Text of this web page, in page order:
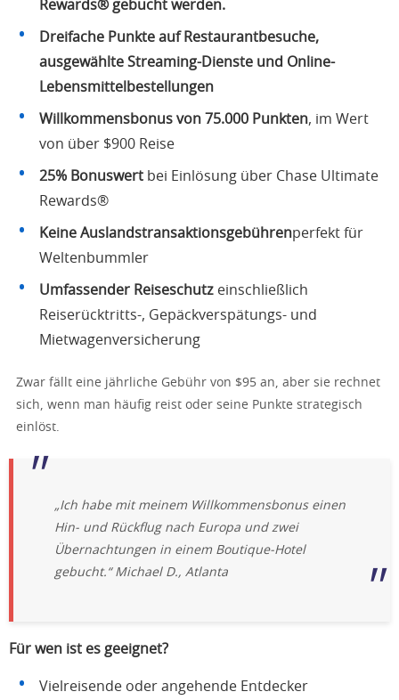
Rewards® gebucht werden.
Dreifache Punkte auf Restaurantbesuche,
ausgewählte Streaming-Dienste und Online-
Lebensmittelbestellungen
Willkommensbonus von 75.000 Punkten, im Wert
von über $900 Reise
25% Bonuswert bei Einlösung über Chase Ultimate
Rewards®
Keine Auslandstransaktionsgebührenperfekt für
Weltenbummler
Umfassender Reiseschutz einschließlich
Reiserücktritts-, Gepäckverspätungs- und
Mietwagenversicherung
Zwar fällt eine jährliche Gebühr von $95 an, aber sie rechnet
sich, wenn man häufig reist oder seine Punkte strategisch
einlöst.
„Ich habe mit meinem Willkommensbonus einen
Hin- und Rückflug nach Europa und zwei
Übernachtungen in einem Boutique-Hotel
gebucht.“ Michael D., Atlanta
Für wen ist es geeignet?
Vielreisende oder angehende Entdecker